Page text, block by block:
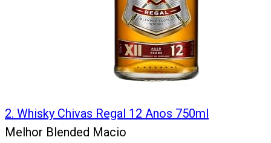
2. Whisky Chivas Regal 12 Anos 750ml
Melhor Blended Macio